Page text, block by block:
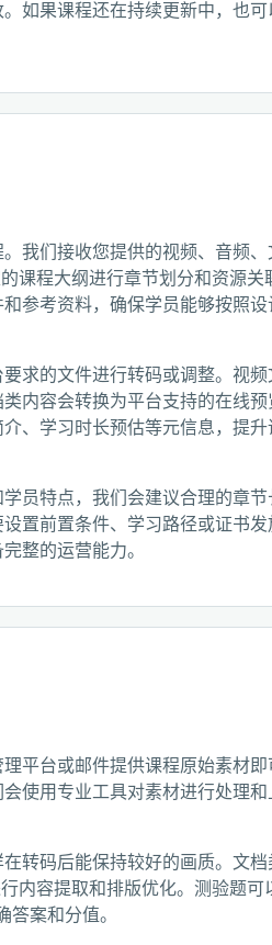
如果课程还在持续更新中，也可
我们接收您提供的视频、音频、
课程大纲进行章节划分和资源关
参考资料，确保学员能够按照设
求的文件进行转码或调整。视频
内容会转换为平台支持的在线预
、学习时长预估等元信息，提升
员特点，我们会建议合理的章节
置前置条件、学习路径或证书发
整的运营能力。
平台或邮件提供课程原始素材即
使用专业工具对素材进行处理和
转码后能保持较好的画质。文档
内容提取和排版优化。测验题可
答案和分值。